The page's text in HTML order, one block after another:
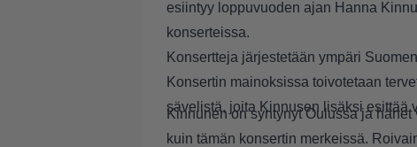
esiintyy loppuvuoden ajan Hanna
konserteissa.
Konsertteja järjestetään ympäri
Konsertin mainoksissa toivotetaan
sävelistä, joita Kinnusen lisäksi esittää
Kinnunen on syntynyt Oulussa ja
kuin tämän konsertin merkeissä.